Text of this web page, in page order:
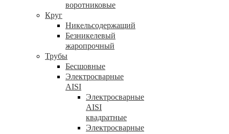
воротниковые
Круг
Никельсодержащий
Безникелевый
жаропрочный
Трубы
Бесшовные
Электросварные
AISI
Электросварные
AISI
квадратные
Электросварные